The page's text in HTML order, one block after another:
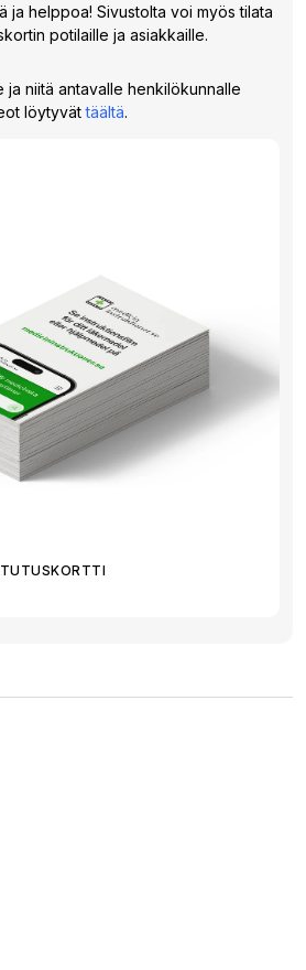
ja helppoa! Sivustolta voi myös tilata
potilaille ja asiakkaille.
ja niitä antavalle henkilökunnalle
löytyvättäältä.